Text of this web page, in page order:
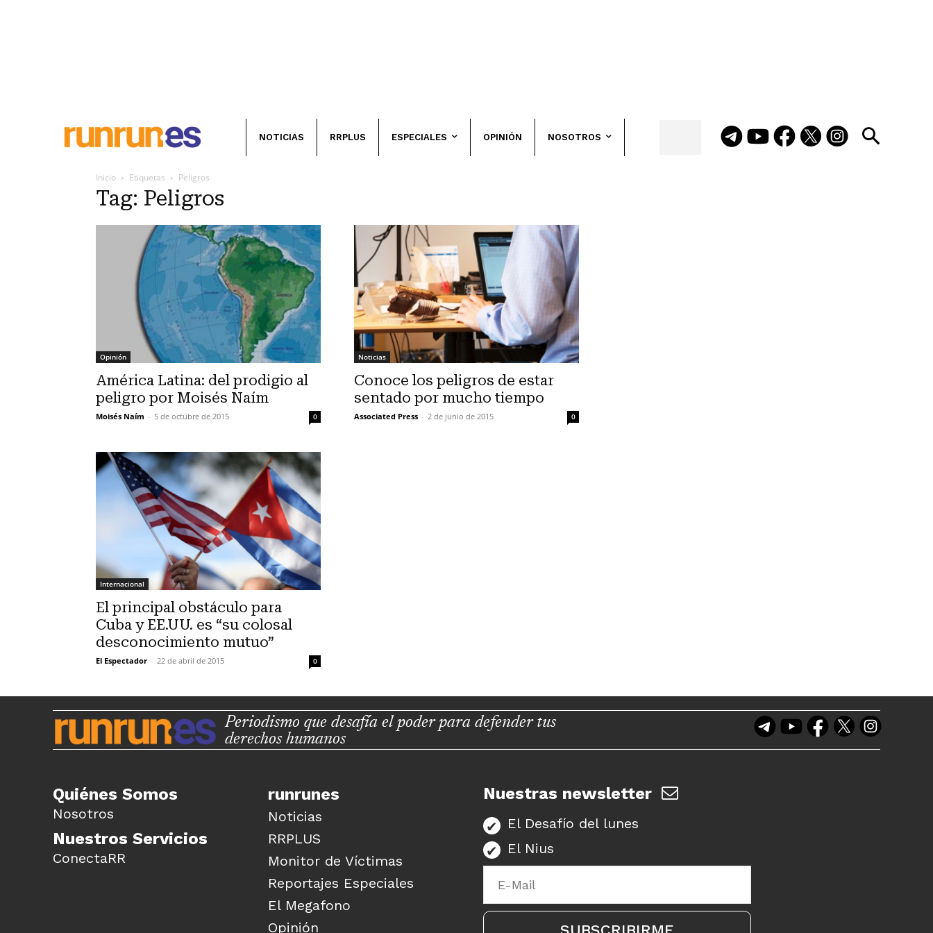
NOTICIAS RRPLUS ESPECIALES OPINIÓN NOSOTROS
Inicio Etiquetas Peligros
Tag: Peligros
Opinión
América Latina: del prodigio al
peligro por Moisés Naím
Moisés Naím - 5 de octubre de 2015 0
Noticias
Conoce los peligros de estar
sentado por mucho tiempo
Associated Press - 2 de junio de 2015 0
Internacional
El principal obstáculo para
Cuba y EE.UU. es “su colosal
desconocimiento mutuo”
El Espectador - 22 de abril de 2015 0
Periodismo que desafía el poder para defender tus
derechos humanos
Quiénes Somos
Nosotros
Nuestros Servicios
ConectaRR
runrunes
Noticias
RRPLUS
Monitor de Víctimas
Reportajes Especiales
El Megafono
Opinión
Nuestras newsletter
El Desafío del lunes
El Nius